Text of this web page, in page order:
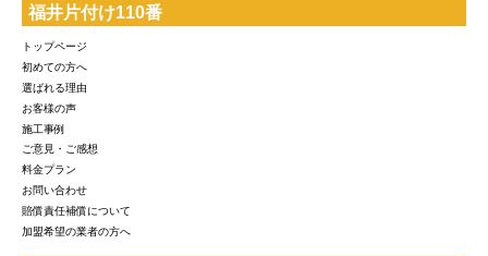
福井片付け110番
トップページ
初めての方へ
選ばれる理由
お客様の声
施工事例
ご意見・ご感想
料金プラン
お問い合わせ
賠償責任補償について
加盟希望の業者の方へ